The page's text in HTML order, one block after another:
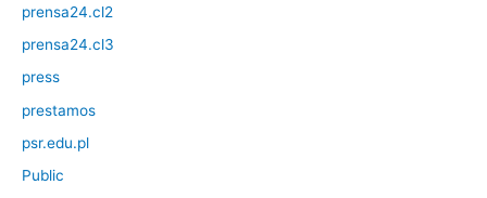
prensa24.cl2
prensa24.cl3
press
prestamos
psr.edu.pl
Public